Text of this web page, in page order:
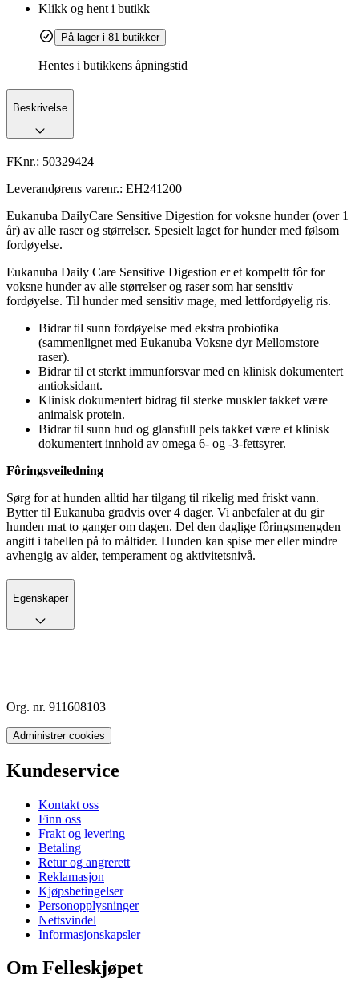
Klikk og hent i butikk
På lager i 81 butikker
Hentes i butikkens åpningstid
Beskrivelse
FKnr.: 50329424
Leverandørens varenr.: EH241200
Eukanuba DailyCare Sensitive Digestion for voksne hunder (over 1
år) av alle raser og størrelser. Spesielt laget for hunder med følsom
fordøyelse.
Eukanuba Daily Care Sensitive Digestion er et kompeltt fôr for
voksne hunder av alle størrelser og raser som har sensitiv
fordøyelse. Til hunder med sensitiv mage, med lettfordøyelig ris.
Bidrar til sunn fordøyelse med ekstra probiotika
(sammenlignet med Eukanuba Voksne dyr Mellomstore
raser).
Bidrar til et sterkt immunforsvar med en klinisk dokumentert
antioksidant.
Klinisk dokumentert bidrag til sterke muskler takket være
animalsk protein.
Bidrar til sunn hud og glansfull pels takket være et klinisk
dokumentert innhold av omega 6- og -3-fettsyrer.
Fôringsveiledning
Sørg for at hunden alltid har tilgang til rikelig med friskt vann.
Bytter til Eukanuba gradvis over 4 dager. Vi anbefaler at du gir
hunden mat to ganger om dagen. Del den daglige fôringsmengden
angitt i tabellen på to måltider. Hunden kan spise mer eller mindre
avhengig av alder, temperament og aktivitetsnivå.
Egenskaper
Org. nr. 911608103
Administrer cookies
Kundeservice
Kontakt oss
Finn oss
Frakt og levering
Betaling
Retur og angrerett
Reklamasjon
Kjøpsbetingelser
Personopplysninger
Nettsvindel
Informasjonskapsler
Om Felleskjøpet